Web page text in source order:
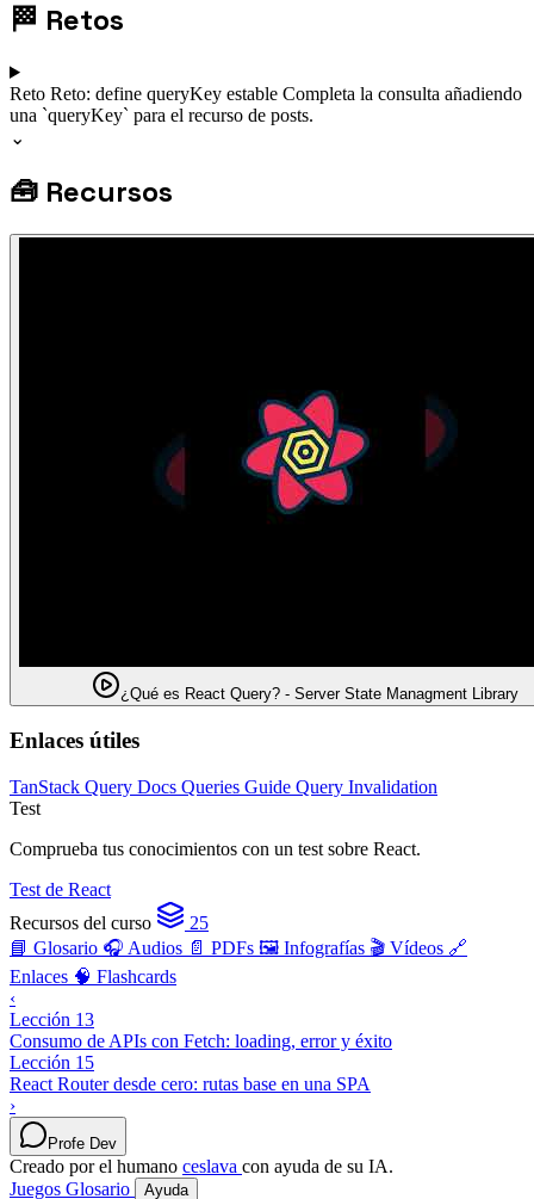
🏁 Retos
Reto Reto: define queryKey estable Completa la consulta añadiendo
una `queryKey` para el recurso de posts.
⌄
🧰 Recursos
¿Qué es React Query? - Server State Managment Library
Enlaces útiles
TanStack Query Docs Queries Guide Query Invalidation
Test
Comprueba tus conocimientos con un test sobre React.
Test de React
Recursos del curso
25
📘 Glosario 🎧 Audios 📄 PDFs 🖼️ Infografías 🎬 Vídeos 🔗
Enlaces 🧠 Flashcards
‹
Lección 13
Consumo de APIs con Fetch: loading, error y éxito
Lección 15
React Router desde cero: rutas base en una SPA
›
Profe Dev
Creado por el humano ceslava con ayuda de su IA.
Juegos Glosario Ayuda